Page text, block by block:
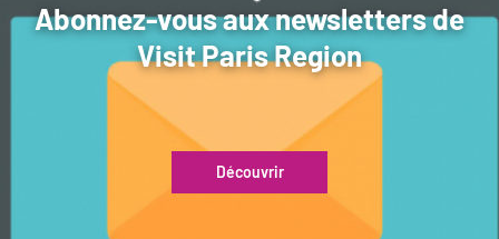
Abonnez-vous aux newsletters de
Visit Paris Region
Découvrir